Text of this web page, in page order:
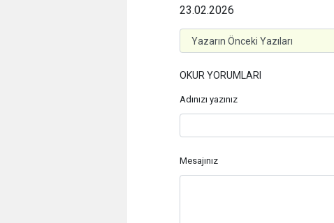
23.02.2026
OKUR YORUMLARI
Adınızı yazınız
Mesajınız